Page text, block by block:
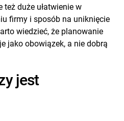
też duże ułatwienie w
firmy i sposób na uniknięcie
wiedzieć, że planowanie
jako obowiązek, a nie dobrą
jest